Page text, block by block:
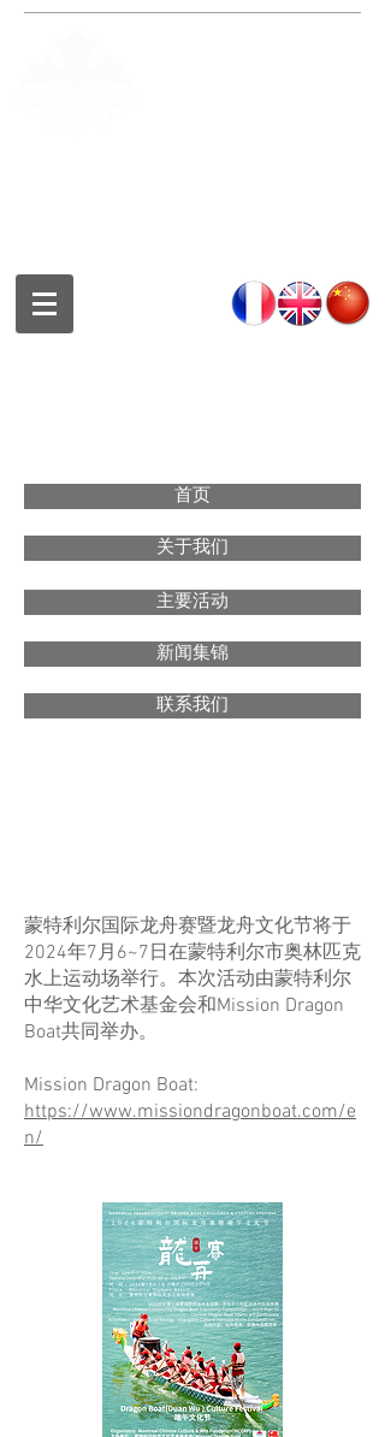
首页
关于我们
主要活动
新闻集锦
联系我们
蒙特利尔国际龙舟赛暨龙舟文化节将于
2024年7月6~7日在蒙特利尔市奥林匹克
水上运动场举行。本次活动由蒙特利尔
中华文化艺术基金会和Mission Dragon
Boat共同举办。
​Mission Dragon Boat:
https://www.missiondragonboat.com/e
n/